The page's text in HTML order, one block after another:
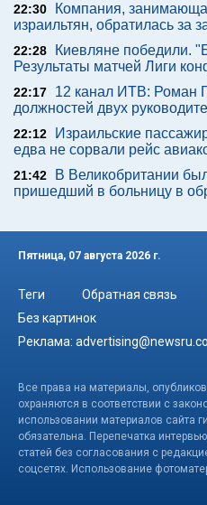
22:30
Компания,
израильтян, обратилась за
22:28
Киевляне победили.
Результаты матчей Лиги
22:17
12 канал ИТВ: Роман
должностей двух
22:12
Израильские
едва не сорвали рейс
21:42
В Великобритании
пришедший в больницу в
Пятница, 07 августа 2026 г.
Теги Обратная связь
Без картинок
Реклама:
Все права на материалы,
охраняются в соответствии с
использовании материалов сайта
обязательна. Перепечатка
статей без согласования с
соцсетях. Использование